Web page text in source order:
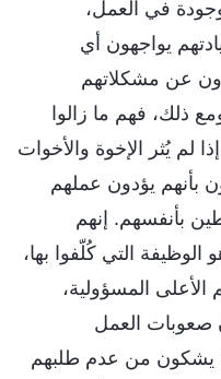
في العمل،
يواجهون أي
عن مشكلاتهم
ذلك، فهم ما زالوا
لم يُثر الإخوة والأخوات
يؤدون عملهم
بأنفسهم. إنهم
التي كُلّفوا بها،
المسؤولية،
صعوبات العمل
يشكون من عدم طلبهم